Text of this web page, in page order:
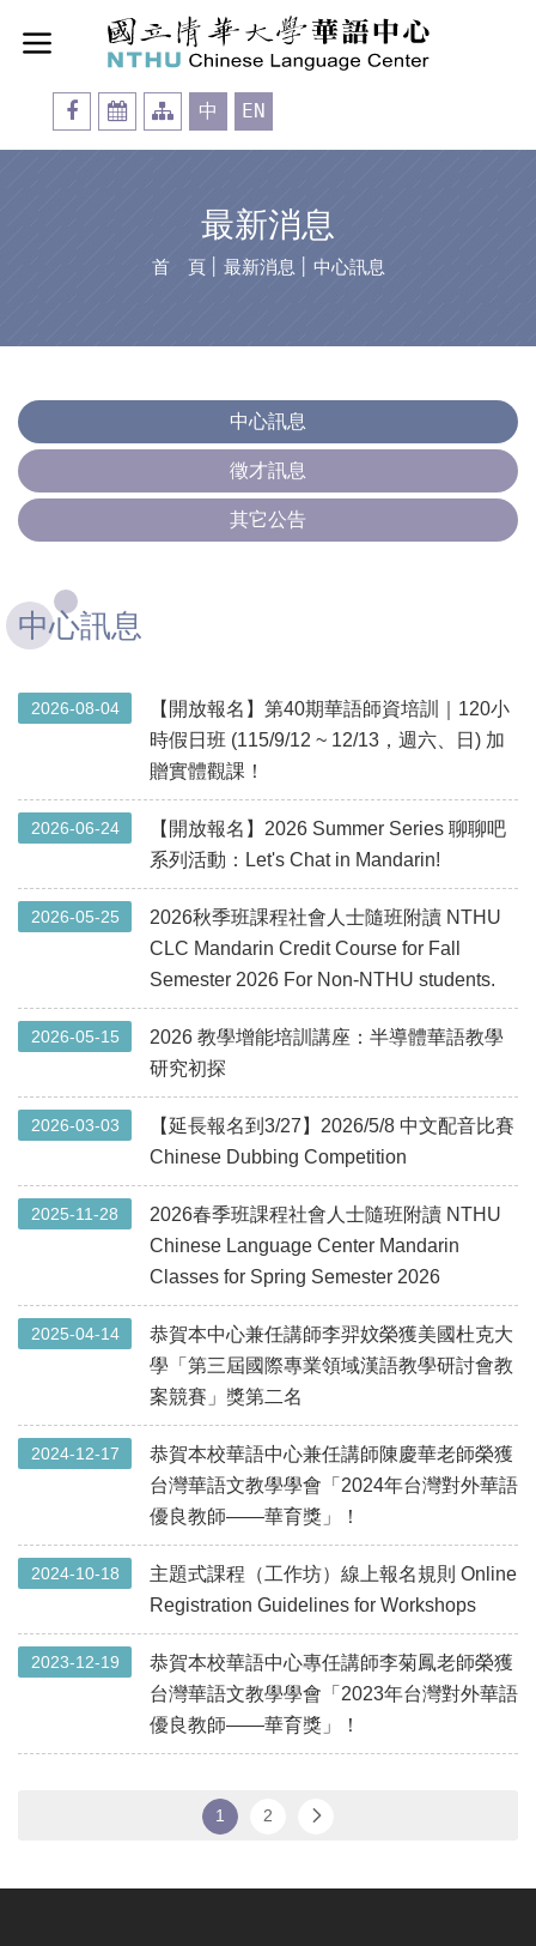
中 EN
最新消息
首 頁 最新消息 中心訊息
中心訊息
徵才訊息
其它公告
中心訊息
2026-08-04
【開放報名】第40期華語師資培訓｜120小
時假日班 (115/9/12 ~ 12/13，週六、日) 加
贈實體觀課！
2026-06-24
【開放報名】2026 Summer Series 聊聊吧
系列活動：Let's Chat in Mandarin!
2026-05-25
2026秋季班課程社會人士隨班附讀 NTHU
CLC Mandarin Credit Course for Fall
Semester 2026 For Non-NTHU students.
2026-05-15
2026 教學增能培訓講座：半導體華語教學
研究初探
2026-03-03
【延長報名到3/27】2026/5/8 中文配音比賽
Chinese Dubbing Competition
2025-11-28
2026春季班課程社會人士隨班附讀 NTHU
Chinese Language Center Mandarin
Classes for Spring Semester 2026
2025-04-14
恭賀本中心兼任講師李羿妏榮獲美國杜克大
學「第三屆國際專業領域漢語教學研討會教
案競賽」獎第二名
2024-12-17
恭賀本校華語中心兼任講師陳慶華老師榮獲
台灣華語文教學學會「2024年台灣對外華語
優良教師——華育獎」！
2024-10-18
主題式課程（工作坊）線上報名規則 Online
Registration Guidelines for Workshops
2023-12-19
恭賀本校華語中心專任講師李菊鳳老師榮獲
台灣華語文教學學會「2023年台灣對外華語
優良教師——華育獎」！
1 2